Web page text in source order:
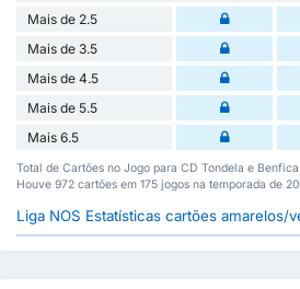
Mais de 2.5
Mais de 3.5
Mais de 4.5
Mais de 5.5
Mais 6.5
Total de Cartões no Jogo para CD Tondela e
Houve 972 cartões em 175 jogos na temporada de
Liga NOS Estatísticas cartões amarelos/